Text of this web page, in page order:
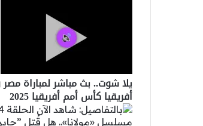
يلا شوت.. بث مباشر لمباراة
أفريقيا كأس أمم أفريقيا 2025